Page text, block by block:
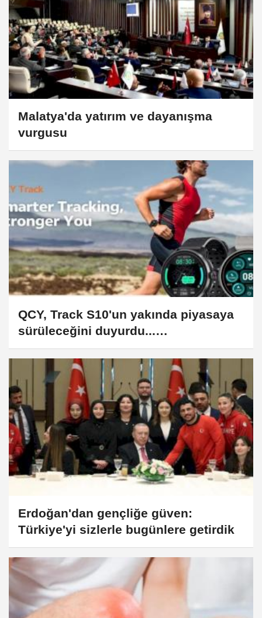
Malatya'da yatırım ve dayanışma
vurgusu
QCY, Track S10'un yakında piyasaya
sürüleceğini duyurdu...
Potansiyelinizin tamamını ortaya
Erdoğan'dan gençliğe güven:
Türkiye'yi sizlerle bugünlere getirdik